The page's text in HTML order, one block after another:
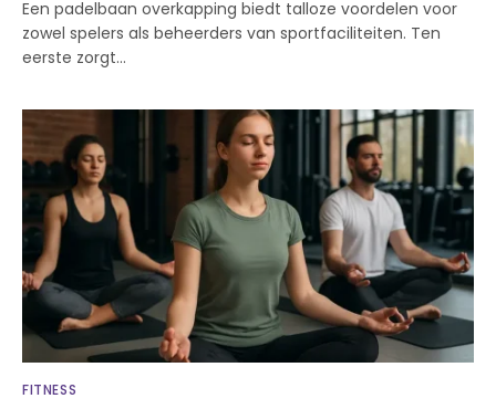
Een padelbaan overkapping biedt talloze voordelen voor
zowel spelers als beheerders van sportfaciliteiten. Ten
eerste zorgt…
FITNESS